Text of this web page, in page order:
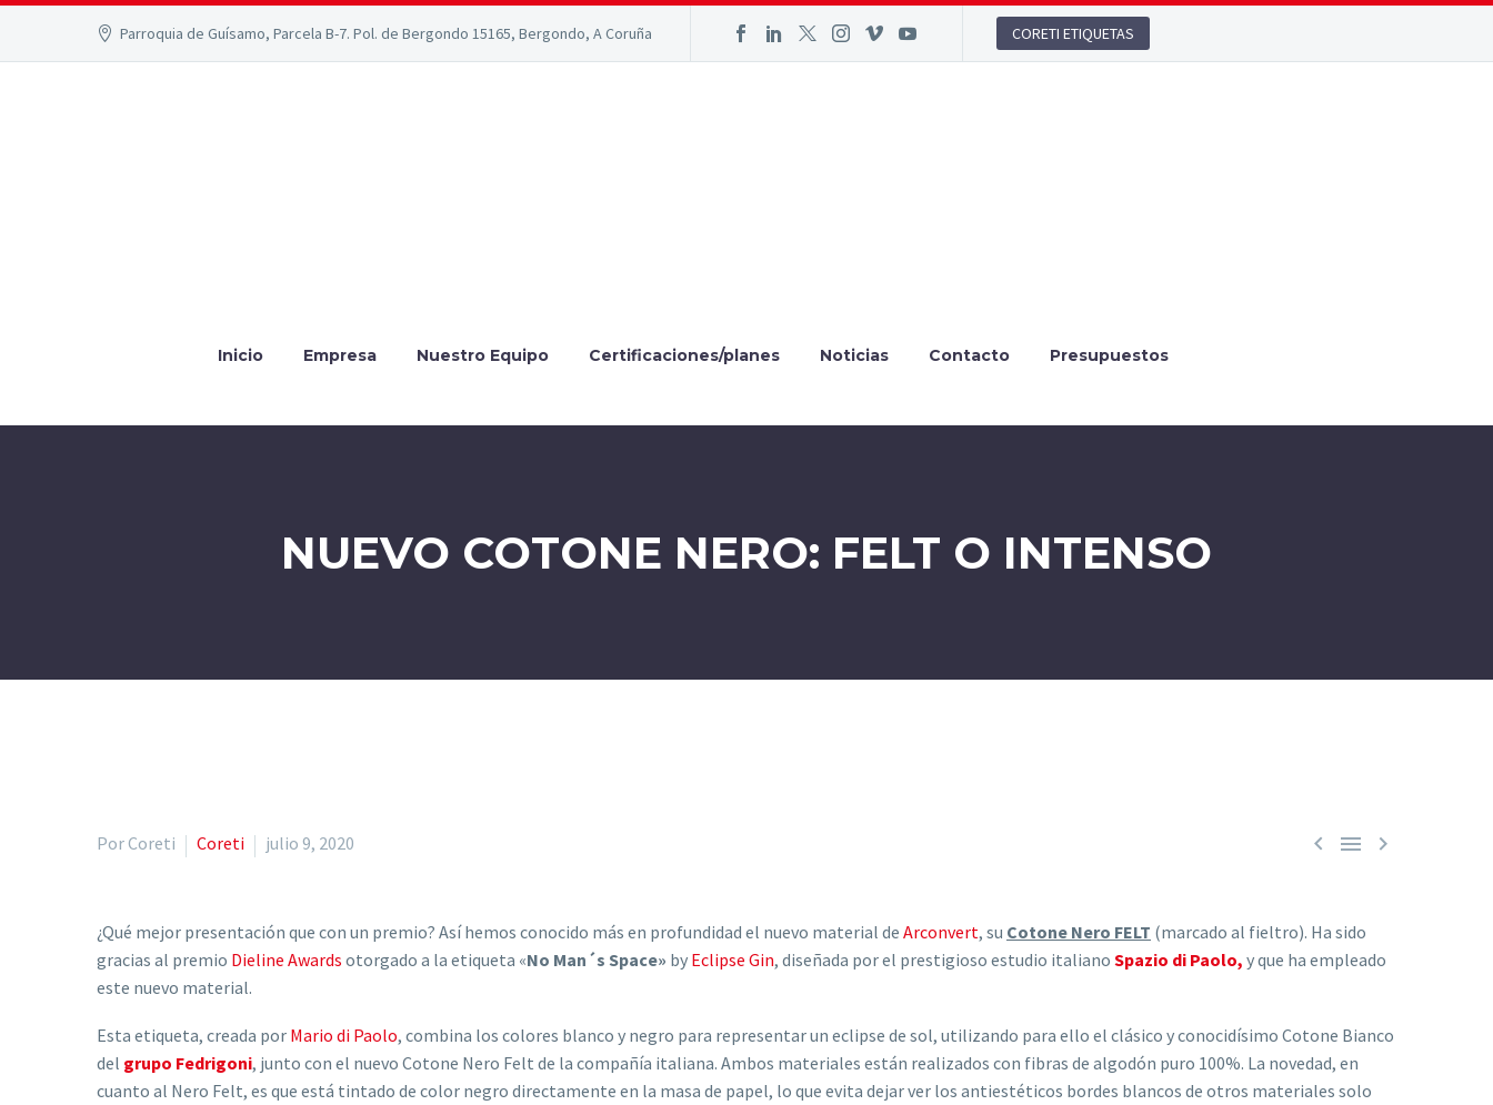
Parroquia de Guísamo, Parcela B-7. Pol. de Bergondo 15165, Bergondo, A Coruña CORETI ETIQUETAS
Inicio Empresa Nuestro Equipo Certificaciones/planes Noticias Contacto Presupuestos
NUEVO COTONE NERO: FELT O INTENSO
  
Por Coreti Coreti julio 9, 2020
¿Qué mejor presentación que con un premio? Así hemos conocido más en profundidad el nuevo material de Arconvert, su Cotone Nero FELT (marcado al fieltro). Ha sido
gracias al premio Dieline Awards otorgado a la etiqueta «No Man´s Space» by Eclipse Gin, diseñada por el prestigioso estudio italiano Spazio di Paolo, y que ha empleado
este nuevo material.
Esta etiqueta, creada por Mario di Paolo, combina los colores blanco y negro para representar un eclipse de sol, utilizando para ello el clásico y conocidísimo Cotone Bianco
del grupo Fedrigoni, junto con el nuevo Cotone Nero Felt de la compañía italiana. Ambos materiales están realizados con fibras de algodón puro 100%. La novedad, en
cuanto al Nero Felt, es que está tintado de color negro directamente en la masa de papel, lo que evita dejar ver los antiestéticos bordes blancos de otros materiales solo